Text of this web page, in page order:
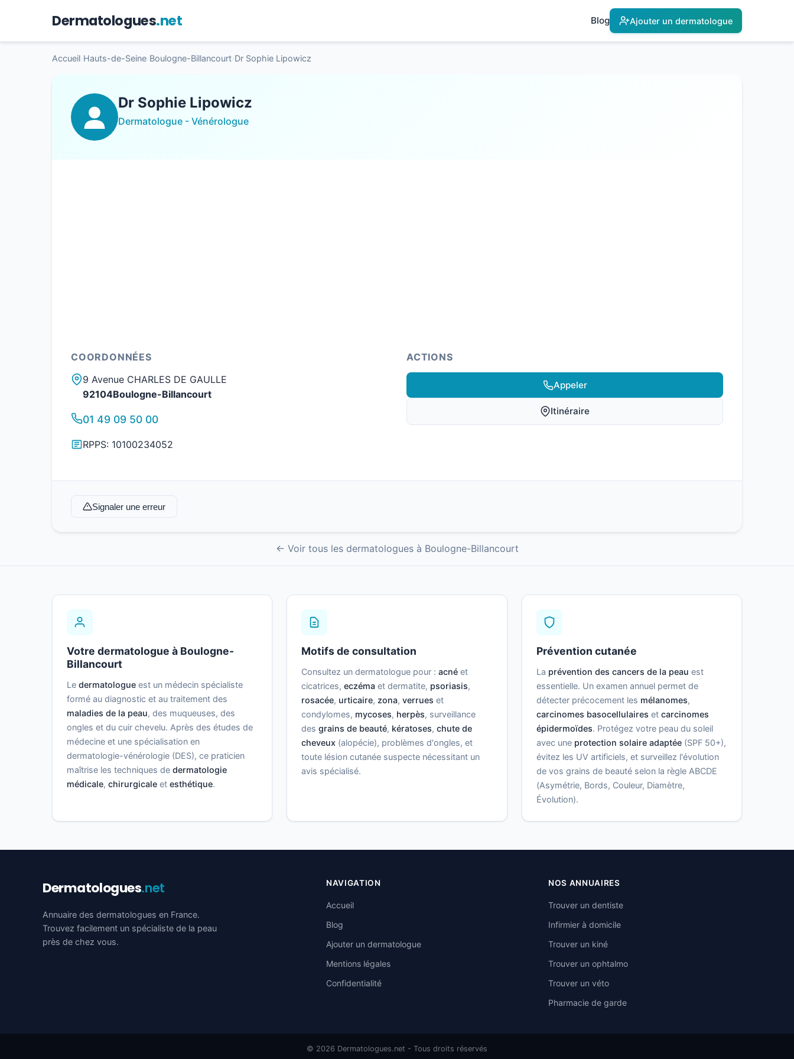
Dermatologues.net Blog Ajouter un dermatologue
Accueil Hauts-de-Seine Boulogne-Billancourt Dr Sophie Lipowicz
Dr Sophie Lipowicz
Dermatologue - Vénérologue
COORDONNÉES
9 Avenue CHARLES DE GAULLE
92104Boulogne-Billancourt
01 49 09 50 00
RPPS: 10100234052
ACTIONS
Appeler
Itinéraire
Signaler une erreur
← Voir tous les dermatologues à Boulogne-Billancourt
Votre dermatologue à Boulogne-
Billancourt
Le dermatologue est un médecin spécialiste
formé au diagnostic et au traitement des
maladies de la peau, des muqueuses, des
ongles et du cuir chevelu. Après des études de
médecine et une spécialisation en
dermatologie-vénérologie (DES), ce praticien
maîtrise les techniques de dermatologie
médicale, chirurgicale et esthétique.
Motifs de consultation
Consultez un dermatologue pour :acné et
cicatrices,eczéma et dermatite, psoriasis,
rosacée, urticaire, zona,verrues et
condylomes, mycoses, herpès, surveillance
desgrains de beauté, kératoses,chute de
cheveux (alopécie), problèmes d'ongles, et
toute lésion cutanée suspecte nécessitant un
avis spécialisé.
Prévention cutanée
La prévention des cancers de la peau est
essentielle. Un examen annuel permet de
détecter précocement les mélanomes,
carcinomes basocellulaires et carcinomes
épidermoïdes. Protégez votre peau du soleil
avec une protection solaire adaptée(SPF 50+),
évitez les UV artificiels, et surveillez l'évolution
de vos grains de beauté selon la règle ABCDE
(Asymétrie, Bords, Couleur, Diamètre,
Évolution).
Dermatologues.net
Annuaire des dermatologues en France.
Trouvez facilement un spécialiste de la peau
près de chez vous.
NAVIGATION
Accueil
Blog
Ajouter un dermatologue
Mentions légales
Confidentialité
NOS ANNUAIRES
Trouver un dentiste
Infirmier à domicile
Trouver un kiné
Trouver un ophtalmo
Trouver un véto
Pharmacie de garde
© 2026 Dermatologues.net - Tous droits réservés